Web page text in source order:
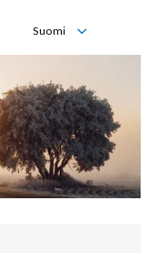
Suomi
Suomi